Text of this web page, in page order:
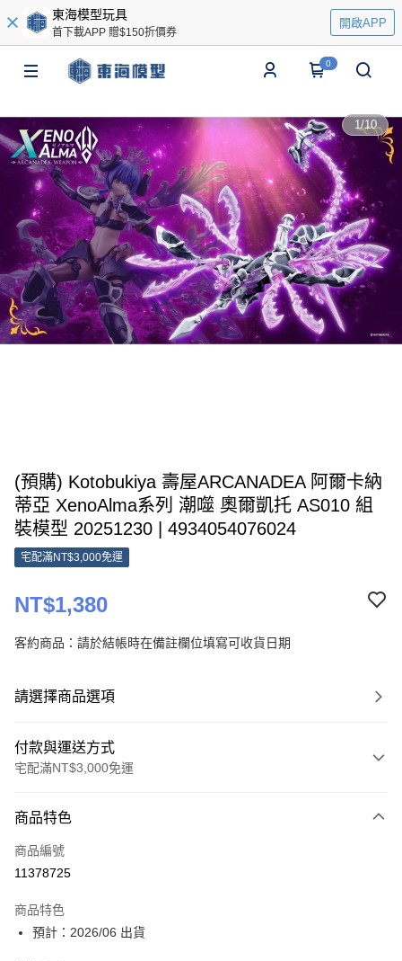
東海模型玩具
首下載APP 贈$150折價券
開啟APP
0
1/10
(預購) Kotobukiya 壽屋ARCANADEA 阿爾卡納
蒂亞 XenoAlma系列 潮噬 奧爾凱托 AS010 組
裝模型 20251230 | 4934054076024
宅配滿NT$3,000免運
NT$1,380
客約商品：請於結帳時在備註欄位填寫可收貨日期
請選擇商品選項
付款與運送方式
宅配滿NT$3,000免運
信用卡一次付款
Apple Pay
相關說明
【大哥付你分期使用說明】
商品特色
商品編號
11378725
商品特色
預計：2026/06 出貨